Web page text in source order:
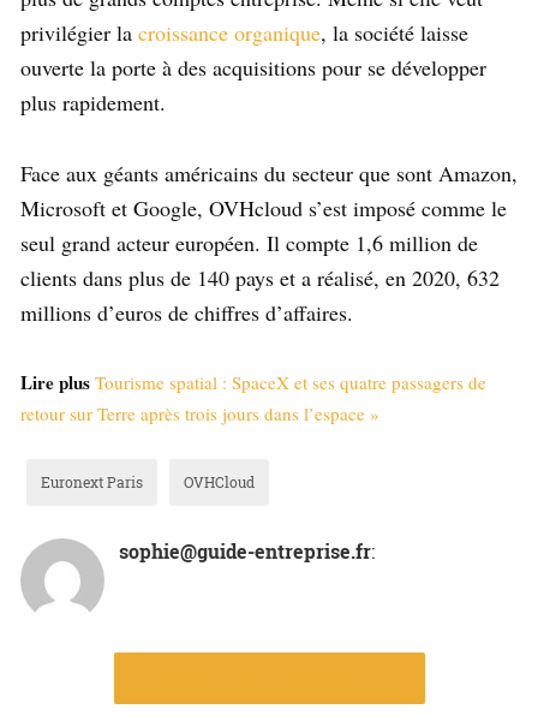
privilégier la croissance organique, la société laisse
ouverte la porte à des acquisitions pour se développer
plus rapidement.
Face aux géants américains du secteur que sont Amazon,
Microsoft et Google, OVHcloud s’est imposé comme le
seul grand acteur européen. Il compte 1,6 million de
clients dans plus de 140 pays et a réalisé, en 2020, 632
millions d’euros de chiffres d’affaires.
Lire plus Tourisme spatial : SpaceX et ses quatre passagers de
retour sur Terre après trois jours dans l’espace »
Euronext Paris OVHCloud
sophie@guide-entreprise.fr: